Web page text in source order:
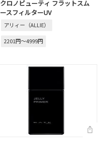
クロノビューティ フラットスム
ースフィルターUV
アリィー（ALLIE）
2201円～4999円